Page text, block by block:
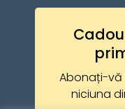
Cadou
Abonați-vă
niciuna